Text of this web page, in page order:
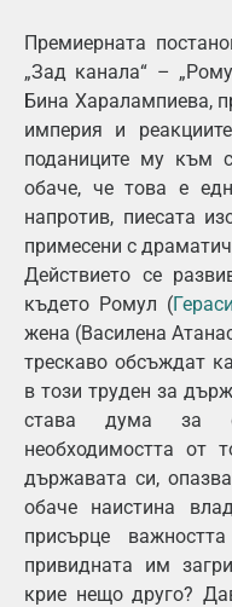
Премиерната
„Зад канала“ –
Бина Харалампиева,
империя и
поданиците му към
обаче, че това е
напротив, пиесата
примесени с
Действието се
където Ромул (
жена (Василена
трескаво обсъждат
в този труден за
става дума за
необходимостта от
държавата си,
обаче наистина
присърце
привидната им
крие нещо друго?